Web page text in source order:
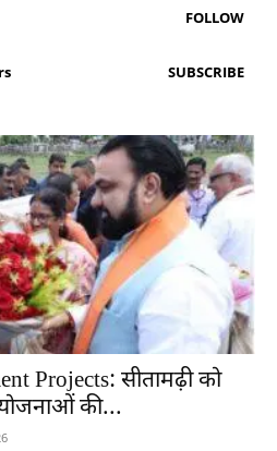
FOLLOW
SUBSCRIBE
Projects: सीतामढ़ी को
की...